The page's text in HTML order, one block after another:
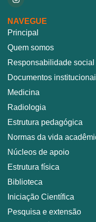
NAVEGUE
Principal
Quem somos
Responsabilidade social
Documentos
Medicina
Radiologia
Estrutura pedagógica
Normas da vida
Núcleos de apoio
Estrutura física
Biblioteca
Iniciação Científica
Pesquisa e extensão